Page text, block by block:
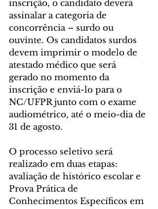
inscrição, o candidato deverá
assinalar a categoria de
concorrência – surdo ou
ouvinte. Os candidatos surdos
devem imprimir o modelo de
atestado médico que será
gerado no momento da
inscrição e enviá-lo para o
NC/UFPR junto com o exame
audiométrico, até o meio-dia de
31 de agosto.
O processo seletivo será
realizado em duas etapas:
avaliação de histórico escolar e
Prova Prática de
Conhecimentos Específicos em